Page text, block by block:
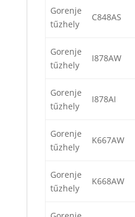
Gorenje
tűzhely
C848AS
Gorenje
tűzhely
I878AW
Gorenje
tűzhely
I878AI
Gorenje
tűzhely
K667AW
Gorenje
tűzhely
K668AW